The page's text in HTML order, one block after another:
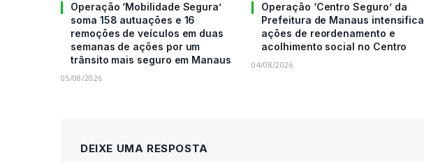
Operação ‘Mobilidade Segura’
soma 158 autuações e 16
remoções de veículos em duas
semanas de ações por um
trânsito mais seguro em Manaus
05/08/2026
Operação ‘Centro Seguro’ da
Prefeitura de Manaus intensifica
ações de reordenamento e
acolhimento social no Centro
04/08/2026
DEIXE UMA RESPOSTA